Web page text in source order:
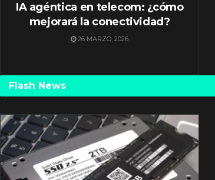
IA agéntica en telecom: ¿cómo
mejorará la conectividad?
26 MARZO, 2026
Flash News